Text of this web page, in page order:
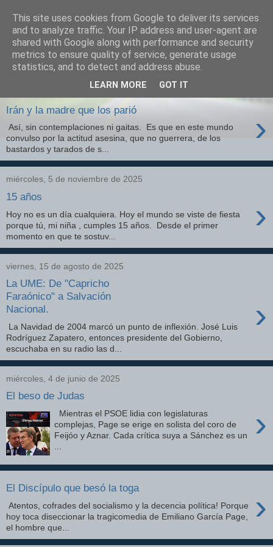
Izquierda Plural
Desde Cuenca para el mundo
Irán y la madre que los parió ›
Así, sin contemplaciones ni gaitas. Es que en este mundo
convulso por la actitud asesina, que no guerrera, de los
bastardos y tarados de s...
miércoles, 5 de noviembre de 2025
15 años ›
Hoy no es un día cualquiera. Hoy el mundo se viste de fiesta
porque tú, mi niña , cumples 15 años. Desde el primer
momento en que te sostuv...
viernes, 15 de agosto de 2025
La UME: De "Capricho
Faraónico" a Salvación
Nacional.
›
La Navidad de 2004 marcó un punto de inflexión. José Luis
Rodríguez Zapatero, entonces presidente del Gobierno,
escuchaba en su radio las d...
miércoles, 4 de junio de 2025
El beso de Judas
›
Mientras el PSOE lidia con legislaturas
complejas, Page se erige en solista del coro de
Feijóo y Aznar. Cada crítica suya a Sánchez es un
El Discípulo que besó la toga ›
Atentos, cofrades del socialismo y la decencia política! Porque
hoy toca diseccionar la tragicomedia de Emiliano García Page,
el hombre que...
This site uses cookies from Google to deliver its services
and to analyze traffic. Your IP address and user-agent are
shared with Google along with performance and security
metrics to ensure quality of service, generate usage
statistics, and to detect and address abuse.
LEARN MORE GOT IT